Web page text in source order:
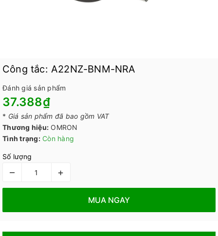
Công tắc: A22NZ-BNM-NRA
Đánh giá sản phẩm
37.388₫
* Giá sản phẩm đã bao gồm VAT
Thương hiệu: OMRON
Tình trạng: Còn hàng
Số lượng
– +
MUA NGAY